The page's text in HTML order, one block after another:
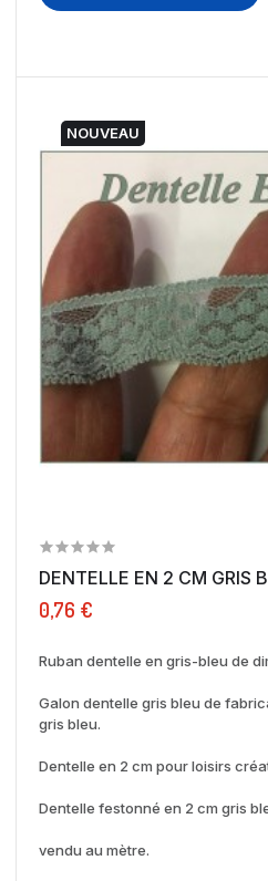
NOUVEAU
DENTELLE EN 2 CM GRIS
0,76 €
Ruban dentelle en gris-bleu de
Galon dentelle gris bleu de
gris bleu.
Dentelle en 2 cm pour loisirs
Dentelle festonné en 2 cm gris
vendu au mètre.